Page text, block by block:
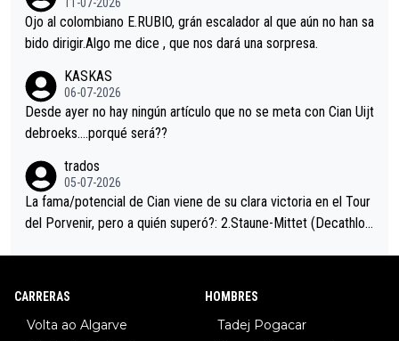
mano de una manera muy fraternal, más allá de los típicos toqu
es en el hombro con que saludaba a Vingegard. Ahí hubo una in
eta, a ver si por querer poner a Del Toro con calzador en posi
ción de podio UAE y Pojacar se van complicar el tour.
11-07-2026
Ojo al colombiano E.RUBIO, grán escalador al que aún no han sa
bido dirigir.Algo me dice , que nos dará una sorpresa.
KASKAS
06-07-2026
Desde ayer no hay ningún artículo que no se meta con Cian Uijt
debroeks….porqué será??
trados
05-07-2026
La fama/potencial de Cian viene de su clara victoria en el Tour
del Porvenir, pero a quién superó?: 2.Staune-Mittet (Decathlon,
8.Lenny Martinez (Bahrein), 9. Van Belle (Visma), 10. Vacek (Li
CARRERAS
Volta ao Algarve
HOMBRES
Tadej Pogacar